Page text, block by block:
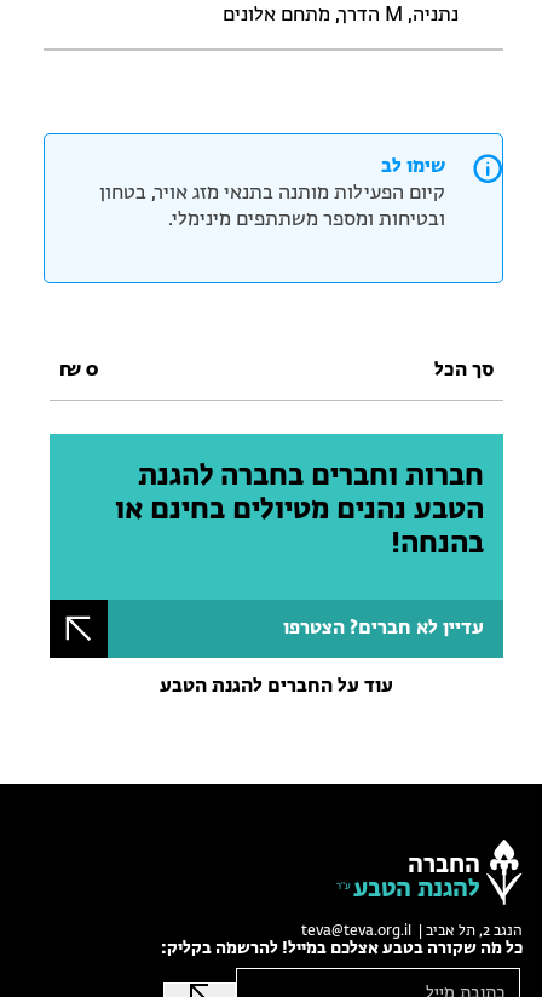
נתניה, M הדרך, מתחם אלונים
שימו לב
קיום הפעילות מותנה בתנאי מזג אויר, בטחון
ובטיחות ומספר משתתפים מינימלי.
סך הכל 0
₪
חברות וחברים בחברה להגנת
הטבע נהנים מטיולים בחינם או
בהנחה!
עדיין לא חברים? הצטרפו
עוד על החברים להגנת הטבע
החברה
להגנת הטבע
הנגב 2, תל אביב | teva@teva.org.il
כל מה שקורה בטבע אצלכם במייל! להרשמה בקליק: